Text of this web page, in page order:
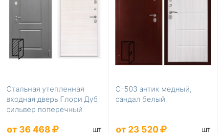
Стальная утепленная
входная дверь Глори Дуб
сильвер поперечный
от 36 468 шт
С-503 антик медный,
сандал белый
от 23 520 шт